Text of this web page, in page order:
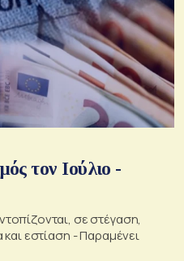
τον Ιούλιο -
σε στέγαση,
και εστίαση - Παραμένει